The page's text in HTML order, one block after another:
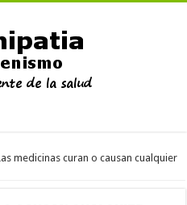
medicinas curan o causan cualquier